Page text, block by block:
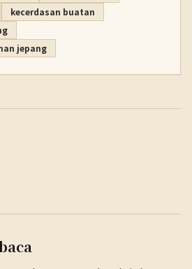
kecerdasan buatan
jepang